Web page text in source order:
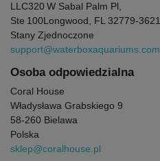
LLC320 W Sabal Palm Pl,
Ste 100Longwood, FL 32779‑3621,
Stany Zjednoczone
support@waterboxaquariums.com
Osoba odpowiedzialna
Coral House
Władysława Grabskiego 9
58-260 Bielawa
Polska
sklep@coralhouse.pl